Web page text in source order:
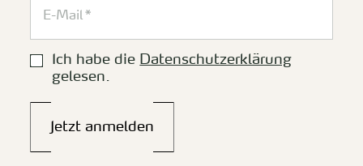
Ich habe die Datenschutzerklärung
gelesen.
Jetzt anmelden